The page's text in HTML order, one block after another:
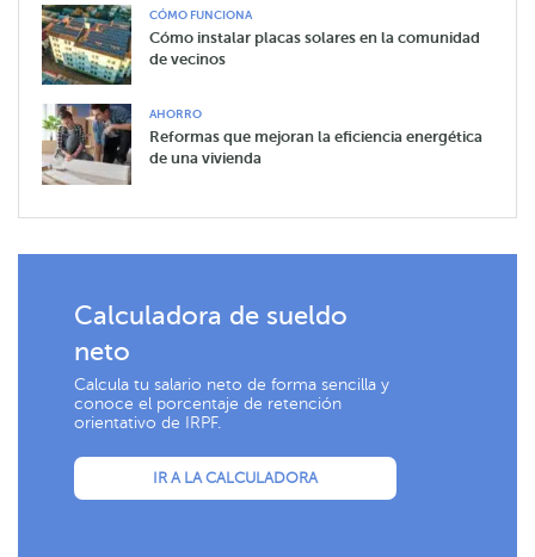
CÓMO FUNCIONA
Cómo instalar placas solares en la comunidad
de vecinos
AHORRO
Reformas que mejoran la eficiencia energética
de una vivienda
Calculadora de sueldo
neto
Calcula tu salario neto de forma sencilla y
conoce el porcentaje de retención
orientativo de IRPF.
IR A LA CALCULADORA